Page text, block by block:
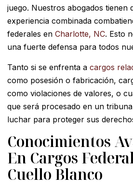
juego. Nuestros abogados tienen
experiencia combinada
federales en Charlotte, NC. Esto
una fuerte defensa para todos
Tanto si se enfrenta a cargos
como posesión o fabricación,
como violaciones de valores, o
que será procesado en un
luchar para proteger sus
Conocimientos
En Cargos
Cuello Blanco